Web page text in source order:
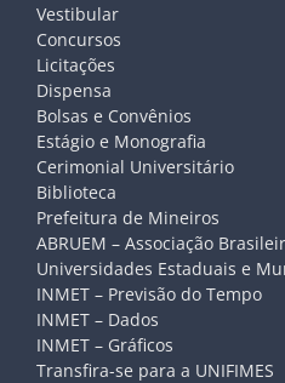
Vestibular
Concursos
Licitações
Dispensa
Bolsas e Convênios
Estágio e Monografia
Cerimonial Universitário
Biblioteca
Prefeitura de Mineiros
ABRUEM – Associação
Universidades Estaduais e
INMET – Previsão do Tempo
INMET – Dados
INMET – Gráficos
Transfira-se para a UNIFIMES